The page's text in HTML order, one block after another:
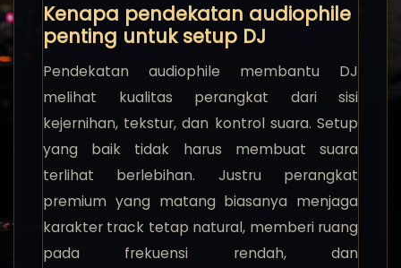
Kenapa pendekatan audiophile
penting untuk setup DJ
Pendekatan audiophile membantu DJ
melihat kualitas perangkat dari sisi
kejernihan, tekstur, dan kontrol suara. Setup
yang baik tidak harus membuat suara
terlihat berlebihan. Justru perangkat
premium yang matang biasanya menjaga
karakter track tetap natural, memberi ruang
pada frekuensi rendah, dan